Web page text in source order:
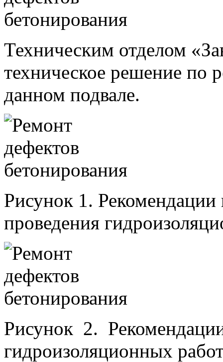
Техническим отделом
техническое решение по
данном подвале.
Рисунок 1. Рекомендации
проведения
Рисунок 2.
гидроизоляционных